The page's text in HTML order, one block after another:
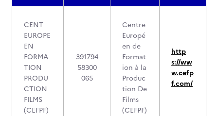
CENT
EUROPE
EN
FORMA
TION
PRODU
CTION
FILMS
(CEFPF)
391794
58300
065
Centre
Europé
en de
Format
ion à la
Produc
tion De
Films
(CEFPF)
http
s://ww
w.cefp
f.com/